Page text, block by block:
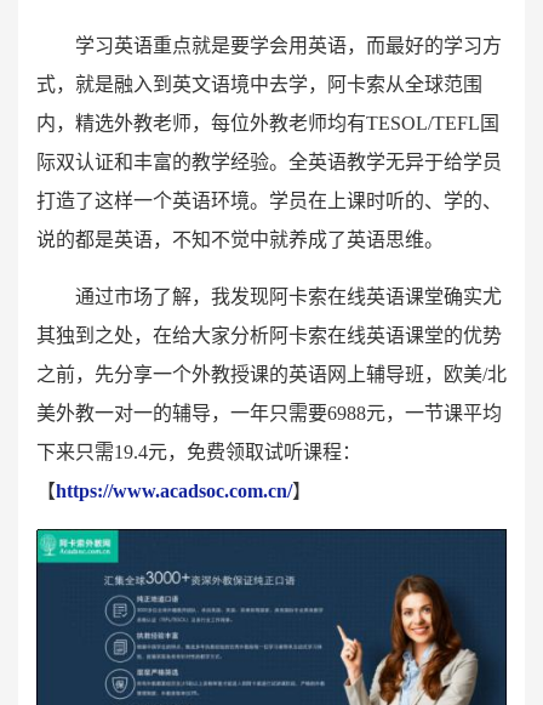
学习英语重点就是要学会用英语，而最好的学习方
式，就是融入到英文语境中去学，阿卡索从全球范围
内，精选外教老师，每位外教老师均有TESOL/TEFL国
际双认证和丰富的教学经验。全英语教学无异于给学员
打造了这样一个英语环境。学员在上课时听的、学的、
说的都是英语，不知不觉中就养成了英语思维。
通过市场了解，我发现阿卡索在线英语课堂确实尤
其独到之处，在给大家分析阿卡索在线英语课堂的优势
之前，先分享一个外教授课的英语网上辅导班，欧美/北
美外教一对一的辅导，一年只需要6988元，一节课平均
下来只需19.4元，免费领取试听课程：
【https://www.acadsoc.com.cn/】